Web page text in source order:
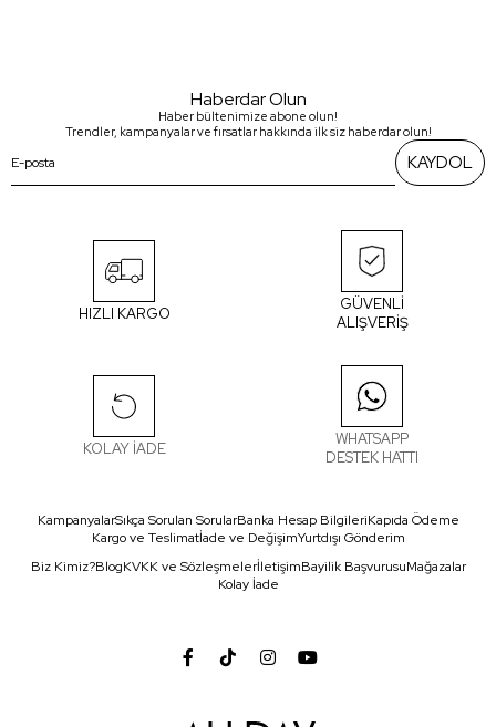
Haberdar Olun
Haber bültenimize abone olun!
Trendler, kampanyalar ve fırsatlar hakkında ilk siz haberdar olun!
KAYDOL
HIZLI KARGO
GÜVENLİ
ALIŞVERİŞ
KOLAY İADE
WHATSAPP
DESTEK HATTI
KampanyalarSıkça Sorulan SorularBanka Hesap BilgileriKapıda Ödeme
Kargo ve Teslimatİade ve DeğişimYurtdışı Gönderim
Biz Kimiz?BlogKVKK ve SözleşmelerİletişimBayilik BaşvurusuMağazalar
Kolay İade